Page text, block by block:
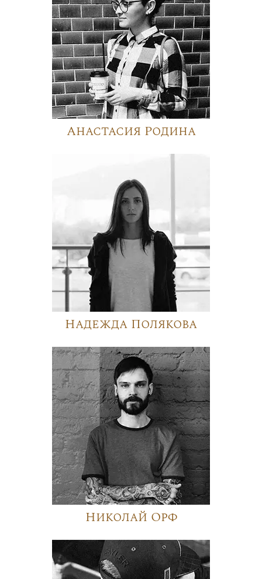
Анастасия Родина
Надежда Полякова
Николай Орф